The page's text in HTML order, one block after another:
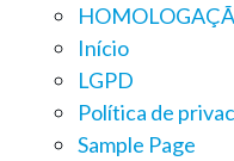
Início
LGPD
Política de
Sample Page